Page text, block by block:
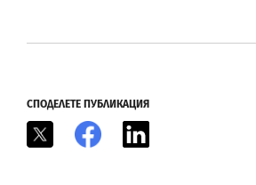
СПОДЕЛЕТЕ ПУБЛИКАЦИЯ
Facebook